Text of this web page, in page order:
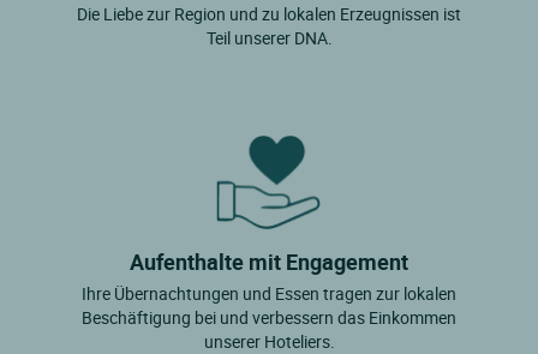
Die Liebe zur Region und zu lokalen Erzeugnissen ist
Teil unserer DNA.
Aufenthalte mit Engagement
Ihre Übernachtungen und Essen tragen zur lokalen
Beschäftigung bei und verbessern das Einkommen
unserer Hoteliers.